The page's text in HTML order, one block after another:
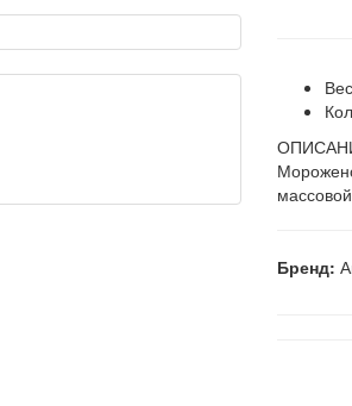
Бренд: